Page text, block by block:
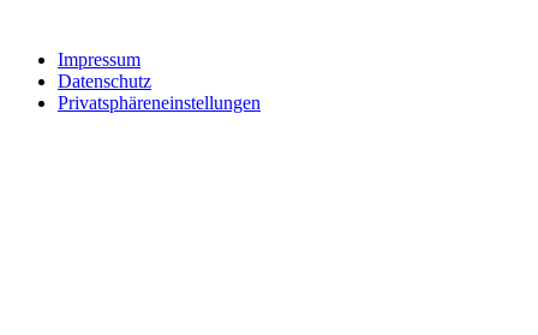
Impressum
Datenschutz
Privatsphäreneinstellungen